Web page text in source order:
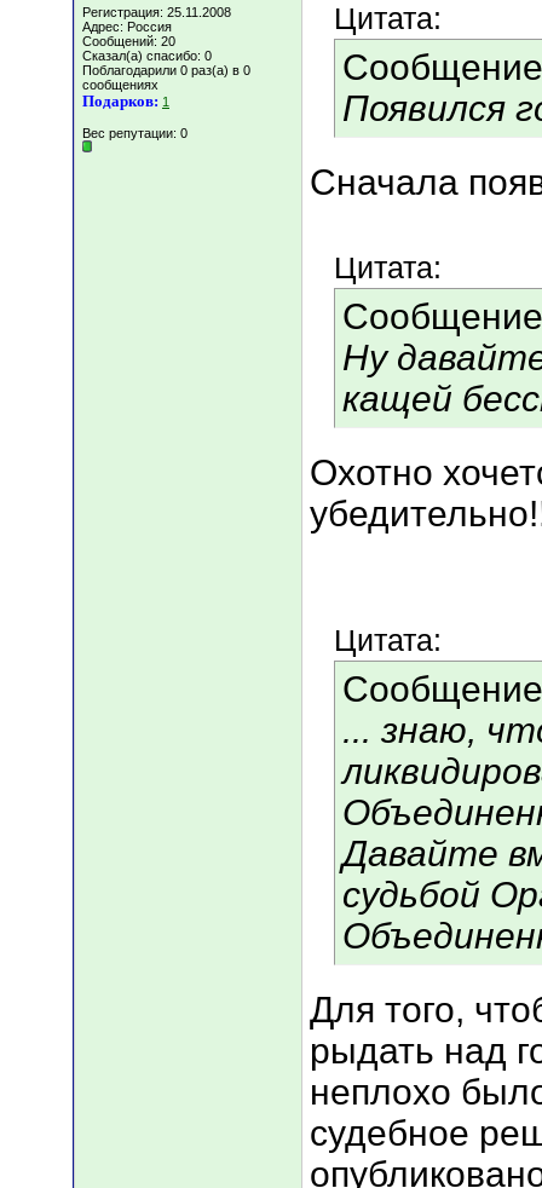
Регистрация: 25.11.2008
Адрес: Россия
Сообщений: 20
Сказал(а) спасибо: 0
Поблагодарили 0 раз(а) в 0
сообщениях
Подарков: 1
Вес репутации: 0
Цитата:
Появился
Сначала
Цитата:
Ну
кащей
Охотно
Цитата:
... знаю,
Давайте
судьбой
Для того,
рыдать над
неплохо
судебное